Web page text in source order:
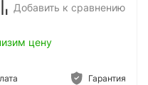
Добавить к сравнению
цену
Гарантия